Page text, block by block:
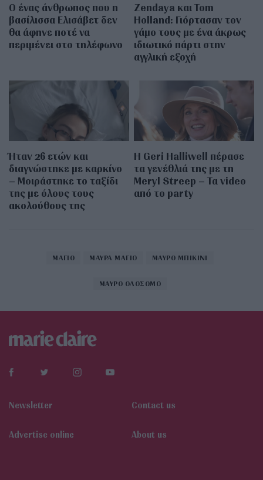
Ο ένας άνθρωπος που η
βασίλισσα Ελισάβετ δεν
θα άφηνε ποτέ να
περιμένει στο τηλέφωνο
Zendaya και Tom
Holland: Γιόρτασαν τον
γάμο τους με ένα άκρως
ιδιωτικό πάρτι στην
αγγλική εξοχή
Ήταν 26 ετών και
διαγνώστηκε με καρκίνο
– Μοιράστηκε το ταξίδι
της με όλους τους
ακολούθους της
Η Geri Halliwell πέρασε
τα γενέθλιά της με τη
Meryl Streep – Τα video
από το party
ΜΑΓΙΟ ΜΑΥΡΑ ΜΑΓΙΟ ΜΑΥΡΟ ΜΠΙΚΙΝΙ
ΜΑΥΡΟ ΟΛΟΣΩΜΟ
Newsletter Contact us
Αdvertise online About us